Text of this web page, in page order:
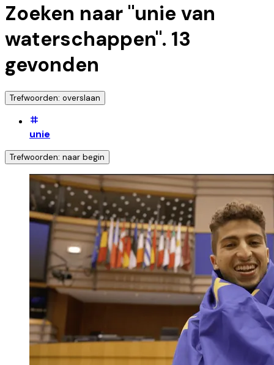
Zoeken naar "unie van
waterschappen". 13
gevonden
Trefwoorden: overslaan
unie
Trefwoorden: naar begin